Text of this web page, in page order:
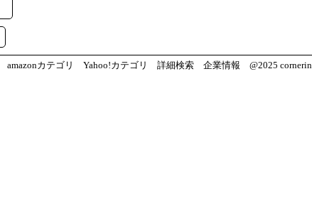
amazonカテゴリ Yahoo!カテゴリ 詳細検索 企業情報 @2025 cornerin